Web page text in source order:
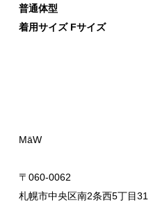
普通体型
着用サイズ Fサイズ
MāW
〒060-0062
札幌市中央区南2条西5丁目31